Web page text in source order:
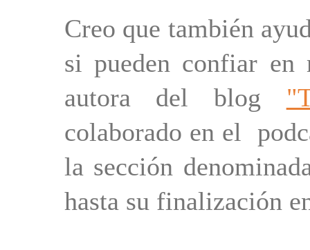
Creo que también
si pueden confiar en
autora del blog
colaborado en el
la sección
hasta su finalización